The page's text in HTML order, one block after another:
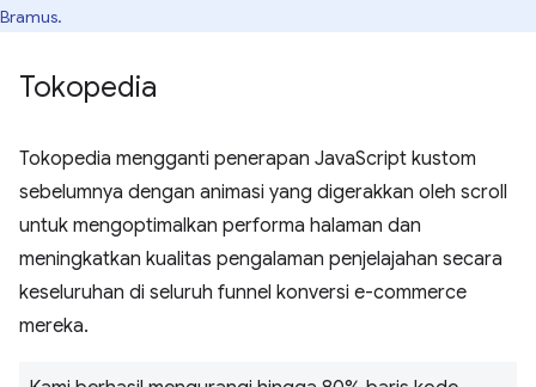
Bramus.
Tokopedia
Tokopedia mengganti penerapan JavaScript kustom
sebelumnya dengan animasi yang digerakkan oleh scroll
untuk mengoptimalkan performa halaman dan
meningkatkan kualitas pengalaman penjelajahan secara
keseluruhan di seluruh funnel konversi e-commerce
mereka.